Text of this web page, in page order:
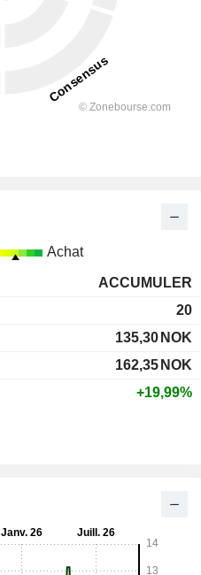
Achat
ACCUMULER
20
135,30 NOK
162,35 NOK
+19,99%